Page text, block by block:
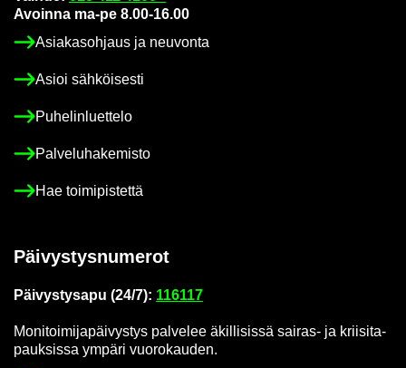
Avoin­na ma-pe 8.00-16.00
Asia­kas­oh­jaus ja neu­von­ta
Asioi säh­köi­ses­ti
Pu­he­lin­luet­te­lo
Pal­ve­lu­ha­ke­mis­to
Hae toi­mi­pis­tet­tä
Päi­vys­tys­nu­me­rot
Päi­vys­tys­a­pu (24/7): 116117
Mo­ni­toi­mi­ja­päi­vys­tys pal­ve­lee äkil­li­sis­sä sairas-​ ja krii­si­ta­
pauk­sis­sa ym­pä­ri vuo­ro­kau­den.